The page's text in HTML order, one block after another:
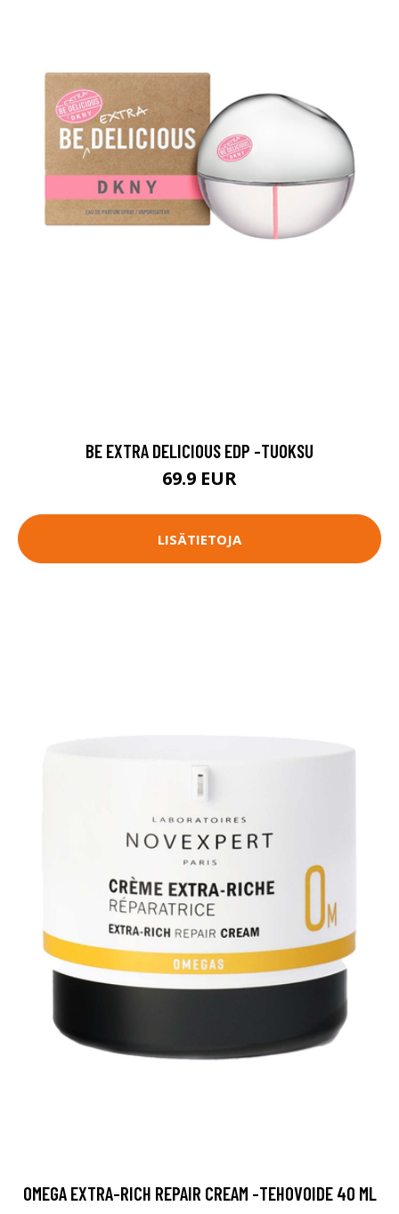
BE EXTRA DELICIOUS EDP -TUOKSU
69.9 EUR
LISÄTIETOJA
OMEGA EXTRA-RICH REPAIR CREAM -TEHOVOIDE 40 ML